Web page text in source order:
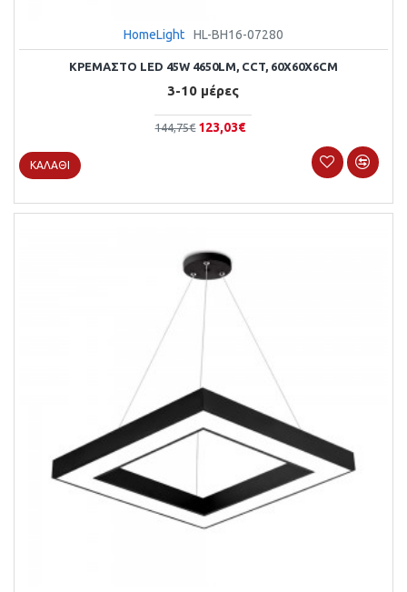
HomeLight HL-BH16-07280
ΚΡΕΜΑΣΤΌ LED 45W 4650LM, CCT, 60X60X6CM
3-10 μέρες
144,75€ 123,03€
ΚΑΛΆΘΙ